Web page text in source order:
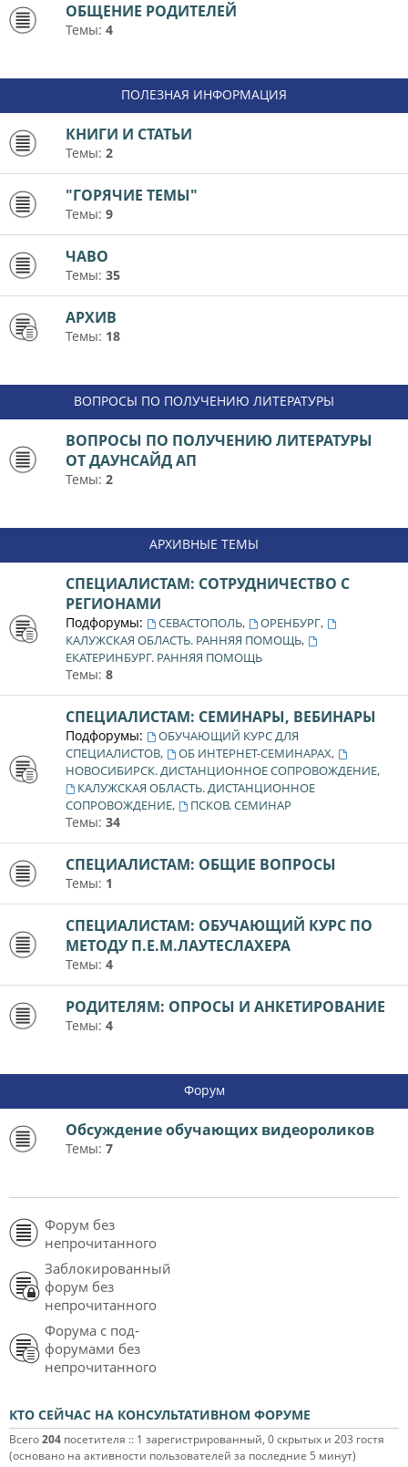
ОБЩЕНИЕ РОДИТЕЛЕЙ
Темы: 4
ПОЛЕЗНАЯ ИНФОРМАЦИЯ
КНИГИ И СТАТЬИ
Темы: 2
"ГОРЯЧИЕ ТЕМЫ"
Темы: 9
ЧАВО
Темы: 35
АРХИВ
Темы: 18
ВОПРОСЫ ПО ПОЛУЧЕНИЮ ЛИТЕРАТУРЫ
ВОПРОСЫ ПО ПОЛУЧЕНИЮ ЛИТЕРАТУРЫ
ОТ ДАУНСАЙД АП
Темы: 2
АРХИВНЫЕ ТЕМЫ
СПЕЦИАЛИСТАМ: СОТРУДНИЧЕСТВО С
РЕГИОНАМИ
Подфорумы: СЕВАСТОПОЛЬ, ОРЕНБУРГ,
КАЛУЖСКАЯ ОБЛАСТЬ. РАННЯЯ ПОМОЩЬ,
ЕКАТЕРИНБУРГ. РАННЯЯ ПОМОЩЬ
Темы: 8
СПЕЦИАЛИСТАМ: СЕМИНАРЫ, ВЕБИНАРЫ
Подфорумы:
ОБУЧАЮЩИЙ КУРС ДЛЯ
СПЕЦИАЛИСТОВ, ОБ ИНТЕРНЕТ-СЕМИНАРАХ,
НОВОСИБИРСК. ДИСТАНЦИОННОЕ СОПРОВОЖДЕНИЕ,
КАЛУЖСКАЯ ОБЛАСТЬ. ДИСТАНЦИОННОЕ
СОПРОВОЖДЕНИЕ, ПСКОВ. СЕМИНАР
Темы: 34
СПЕЦИАЛИСТАМ: ОБЩИЕ ВОПРОСЫ
Темы: 1
СПЕЦИАЛИСТАМ: ОБУЧАЮЩИЙ КУРС ПО
МЕТОДУ П.Е.М.ЛАУТЕСЛАХЕРА
Темы: 4
РОДИТЕЛЯМ: ОПРОСЫ И АНКЕТИРОВАНИЕ
Темы: 4
Форум
Обсуждение обучающих видеороликов
Темы: 7
Форум без
непрочитанного
Заблокированный
форум без
непрочитанного
Форума с под-
форумами без
непрочитанного
КТО СЕЙЧАС НА КОНСУЛЬТАТИВНОМ ФОРУМЕ
Всего204 посетителя :: 1 зарегистрированный, 0 скрытых и 203 гостя
(основано на активности пользователей за последние 5 минут)